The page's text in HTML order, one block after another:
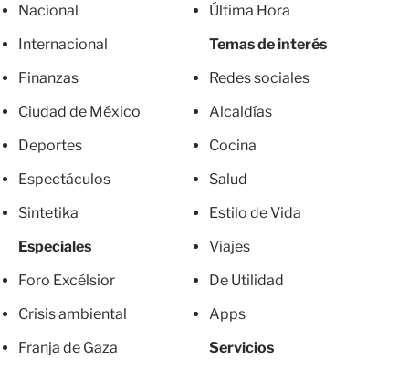
Nacional
Internacional
Finanzas
Ciudad de México
Deportes
Espectáculos
Sintetika
Especiales
Foro Excélsior
Crisis ambiental
Franja de Gaza
Última Hora
Temas de interés
Redes sociales
Alcaldías
Cocina
Salud
Estilo de Vida
Viajes
De Utilidad
Apps
Servicios